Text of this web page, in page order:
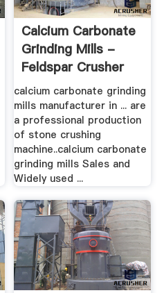
Calcium Carbonate
Grinding Mills -
Feldspar Crusher
calcium carbonate grinding
mills manufacturer in ... are
a professional production
of stone crushing
machine..calcium carbonate
grinding mills Sales and
Widely used ...